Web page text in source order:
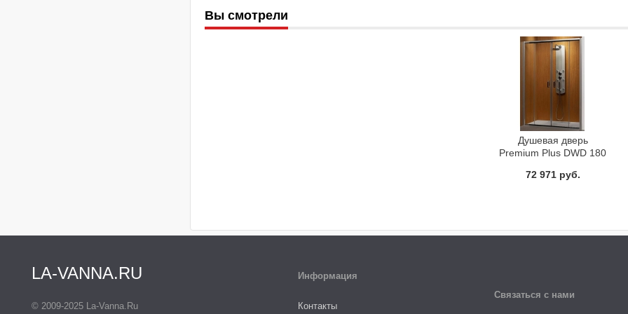
Вы смотрели
Душевая дверь
Premium Plus DWD 180
72 971 руб.
LA-VANNA.RU
© 2009-2025 La-Vanna.Ru
Информация
Контакты
Связаться с нами